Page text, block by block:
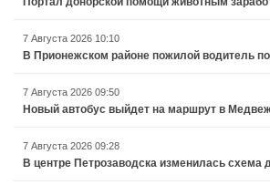
7 Августа 2026 10:10
В Прионежском районе пожилой водитель
7 Августа 2026 09:50
Новый автобус выйдет на маршрут в
7 Августа 2026 09:28
В центре Петрозаводска изменилась схема